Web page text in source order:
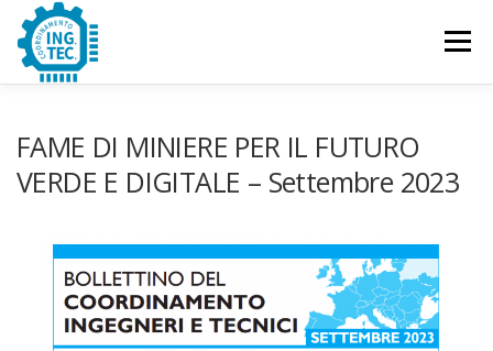
Passa
contenuto
Menu
FAME DI MINIERE PER IL FUTURO
VERDE E DIGITALE – Settembre 2023